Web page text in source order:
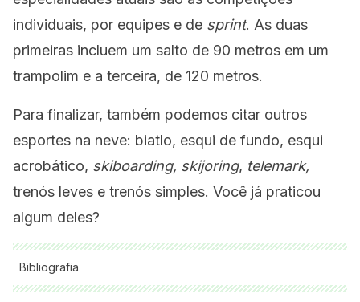
individuais, por equipes e de sprint. As duas
primeiras incluem um salto de 90 metros em um
trampolim e a terceira, de 120 metros.
Para finalizar, também podemos citar outros
esportes na neve: biatlo, esqui de fundo, esqui
acrobático, skiboarding, skijoring, telemark,
trenós leves e trenós simples. Você já praticou
algum deles?
Bibliografia
Todas as fontes citadas foram minuciosamente revisadas por